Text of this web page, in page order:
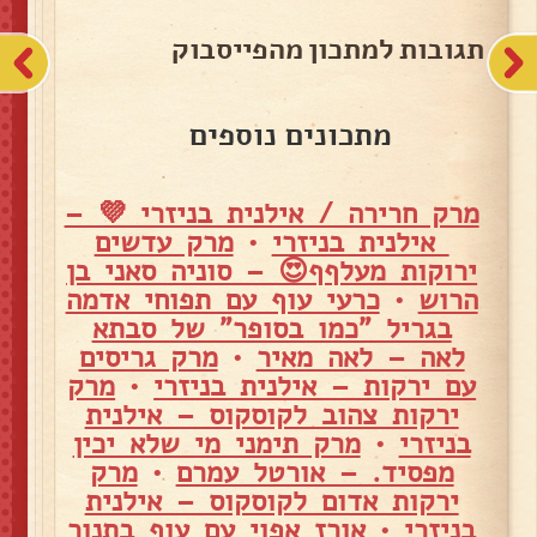
תגובות למתכון מהפייסבוק
מתכונים נוספים
מרק חרירה / אילנית בניזרי 💜 –
אילנית בניזרי •מרק עדשים
ירוקות מעלףף😍 – סוניה סאני בן
הרוש •כרעי עוף עם תפוחי אדמה
בגריל "כמו בסופר" של סבתא
לאה – לאה מאיר •מרק גריסים
עם ירקות – אילנית בניזרי • מרק
ירקות צהוב לקוסקוס – אילנית
בניזרי •מרק תימני מי שלא יכין
מפסיד. – אורטל עמרם •מרק
ירקות אדום לקוסקוס – אילנית